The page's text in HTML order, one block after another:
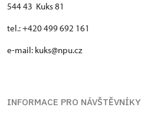
544 43 Kuks 81
tel.: +420 499 692 161
e-mail: kuks@npu.cz
INFORMACE PRO NÁVŠTĚVNÍKY